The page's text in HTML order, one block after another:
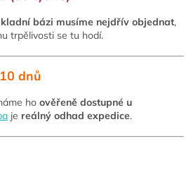
bázi musíme nejdřív objednat,
trpělivosti se tu hodí.
dnů
ho ověřeně dostupné u
je reálný odhad expedice.